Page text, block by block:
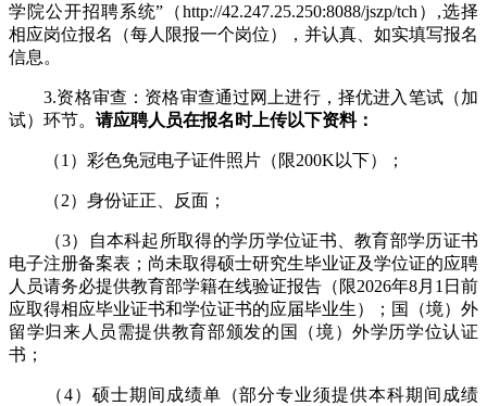
学院公开招聘系统”（http://42.247.25.250:8088/jszp/tch）,选择
相应岗位报名（每人限报一个岗位），并认真、如实填写报名
信息。
3.资格审查：资格审查通过网上进行，择优进入笔试（加
试）环节。 请应聘人员在报名时上传以下资料：
（1）彩色免冠电子证件照片（限200K以下）；
（2）身份证正、反面；
（3）自本科起所取得的学历学位证书、教育部学历证书
电子注册备案表；尚未取得硕士研究生毕业证及学位证的应聘
人员请务必提供教育部学籍在线验证报告（限2026年8月1日前
应取得相应毕业证书和学位证书的应届毕业生）；国（境）外
留学归来人员需提供教育部颁发的国（境）外学历学位认证
书；
（4）硕士期间成绩单（部分专业须提供本科期间成绩